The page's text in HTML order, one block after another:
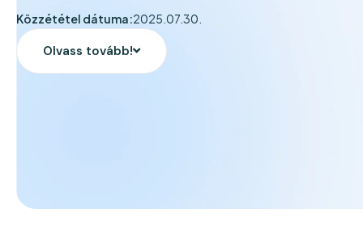
Közzététel dátuma:2025.07.30.
Olvass tovább!